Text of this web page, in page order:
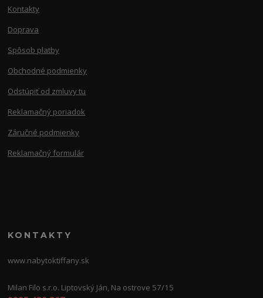
Kontakty
Doprava
Spôsob platby
Obchodné podmienky
Odstúpiť od zmluvy tu
Reklamačný poriadok
Záručné podmienky
Reklamačný formulár
KONTAKTY
www.nabytoktiffany.sk
Milan Filo s.r.o. Liptovský Ján, Na ostrove 57/15